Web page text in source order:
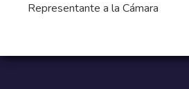
Representante a la Cámara